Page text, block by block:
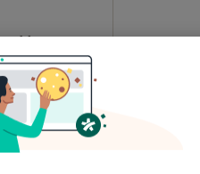
•Mapa
500 Kč